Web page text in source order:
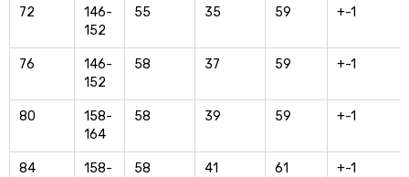
72
146-
152
55 35 59 +-1
76
146-
152
58 37 59 +-1
80
158-
164
58 39 59 +-1
84
158-
58 41 61 +-1